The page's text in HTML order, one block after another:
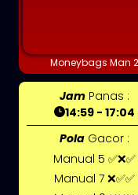
Moneybags Man 2
JamPanas :
14:59 - 17:04
PolaGacor :
Manual 5 ✅❌✅
Manual 7 ❌✅✅